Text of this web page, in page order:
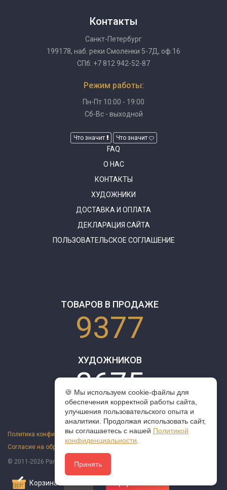
Корзина
Контакты
Санкт-Петербург
199178, наб. реки Смоленки 5-7Д, оф.16
СПб: +7 812 942-52-87
Режим работы:
Пн-Пт 10:00 - 19:00
Сб-Вс - выходной
Что значит Что значит
FAQ
О НАС
КОНТАКТЫ
ХУДОЖНИКИ
ДОСТАВКА И ОПЛАТА
ДЕКЛАРАЦИЯ САЙТА
ПОЛЬЗОВАТЕЛЬСКОЕ СОГЛАШЕНИЕ
ТОВАРОВ В ПРОДАЖЕ
9377
ХУДОЖНИКОВ
3675
🍪 Мы используем cookie-файлы для
обеспечения корректной работы сайта,
улучшения пользовательского опыта и
аналитики. Продолжая использовать сайт,
вы соглашаетесь с нашей Политикой
конфиденциальности
Принять
Политика конфиденциальности
Согласие на обработку персональных данных
© 2011-2026 ParazitaKusok. Все права защищены.